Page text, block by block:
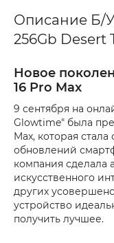
Описание Б/У
256Gb Desert
Новое
16 Pro Max
9 сентября на
Glowtime" была
Max, которая
обновлений
компания сделала
искусственного
других
устройство
получить лучшее.